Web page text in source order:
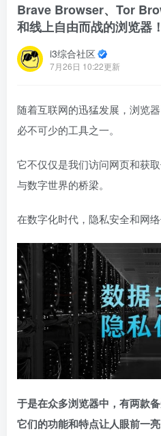
Brave Browser、Tor
和线上自由而战的浏览器！
i3综合社区
7月26日 10:22更新
随着互联网的迅猛发展，浏览
必不可少的工具之一。
它不仅仅是我们访问网页和获
与数字世界的桥梁。
在数字化时代，隐私安全和网
于是在众多浏览器中，有两款
它们的功能和特点让人眼前一